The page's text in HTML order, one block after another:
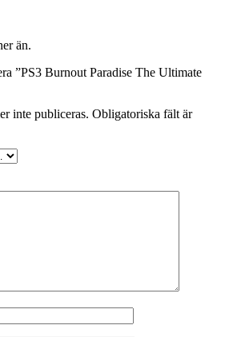
än.
”PS3 Burnout Paradise The Ultimate
inte publiceras. Obligatoriska fält är